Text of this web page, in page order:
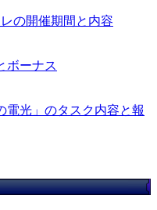
の開催期間と内容
ボーナス
電光」のタスク内容と報